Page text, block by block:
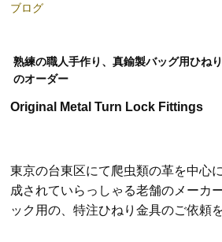
ブログ
熟練の職人手作り、真鍮製バッグ用ひね
のオーダー
Original Metal Turn Lock Fittings
東京の台東区にて爬虫類の革を中心
成されていらっしゃる老舗のメーカ
ック用の、特注ひねり金具のご依頼